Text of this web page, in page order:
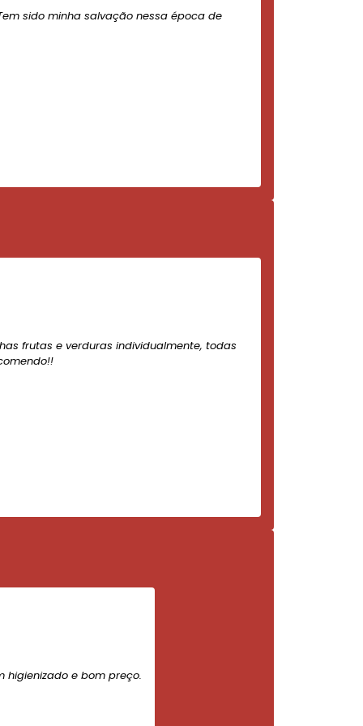
sido minha salvação nessa época de
frutas e verduras individualmente, todas
higienizado e bom preço.